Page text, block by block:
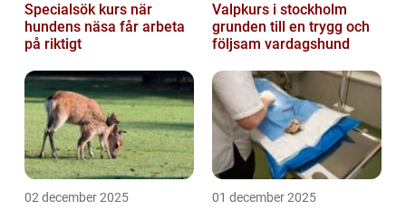
Specialsök kurs när
hundens näsa får arbeta
på riktigt
Valpkurs i stockholm
grunden till en trygg och
följsam vardagshund
02 december 2025 01 december 2025